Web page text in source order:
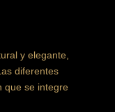
y elegante,
diferentes
que se integre